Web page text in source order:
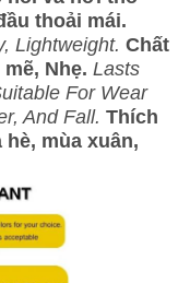
thoải mái.
Lightweight. Chất
Nhẹ. Lasts
For Wear
And Fall. Thích
mùa xuân,